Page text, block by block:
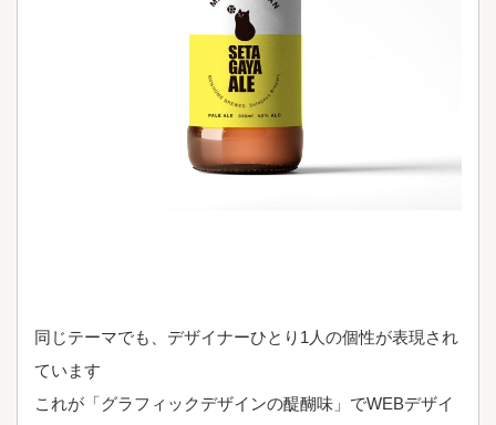
同じテーマでも、デザイナーひとり1人の個性が表現され
ています
これが「グラフィックデザインの醍醐味」でWEBデザイ